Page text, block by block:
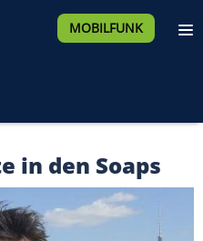
MOBILFUNK
in den Soaps